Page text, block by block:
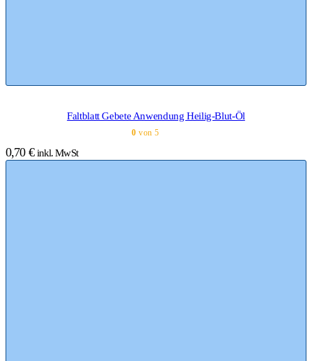
Faltblatt Gebete Anwendung Heilig-Blut-Öl
0 von 5
0,70 € inkl. MwSt